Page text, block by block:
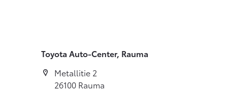
Toyota Auto-Center, Rauma
Metallitie 2
26100 Rauma